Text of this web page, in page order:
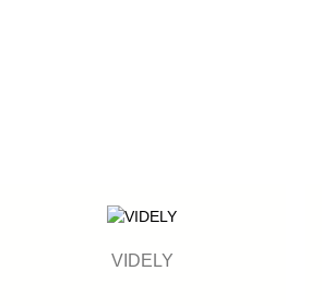
VIDELY